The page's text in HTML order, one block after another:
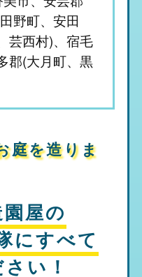
野町、安田
芸西村)、宿毛
郡(大月町、黒
庭を造りま
屋の
にすべて
い！